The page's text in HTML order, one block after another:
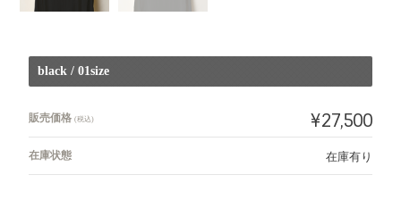
black / 01size
販売価格(税込) ¥27,500
在庫状態 在庫有り